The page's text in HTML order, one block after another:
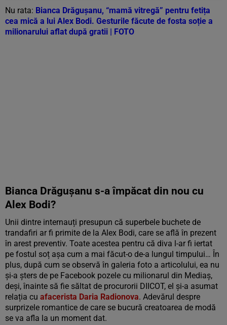
Nu rata: Bianca Drăgușanu, “mamă vitregă” pentru fetița
cea mică a lui Alex Bodi. Gesturile făcute de fosta soție a
milionarului aflat după gratii | FOTO
Bianca Drăgușanu s-a împăcat din nou cu
Alex Bodi?
Unii dintre internauți presupun că superbele buchete de
trandafiri ar fi primite de la Alex Bodi, care se află în prezent
în arest preventiv. Toate acestea pentru că diva l-ar fi iertat
pe fostul soț așa cum a mai făcut-o de-a lungul timpului… În
plus, după cum se observă în galeria foto a articolului, ea nu
și-a șters de pe Facebook pozele cu milionarul din Mediaș,
deși, înainte să fie săltat de procurorii DIICOT, el și-a asumat
relația cu afacerista Daria Radionova. Adevărul despre
surprizele romantice de care se bucură creatoarea de modă
se va afla la un moment dat.